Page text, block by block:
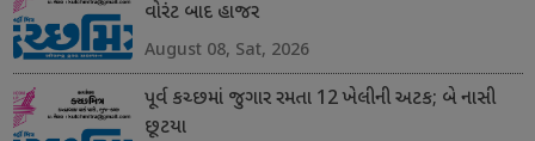
વોરંટ બાદ હાજર
August 08, Sat, 2026
પૂર્વ કચ્છમાં જુગાર રમતા 12 ખેલીની અટક; બે નાસી
છૂટયા